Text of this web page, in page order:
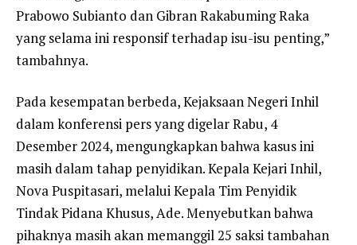
Prabowo Subianto dan Gibran Rakabuming Raka
yang selama ini responsif terhadap isu-isu penting,”
tambahnya.
Pada kesempatan berbeda, Kejaksaan Negeri Inhil
dalam konferensi pers yang digelar Rabu, 4
Desember 2024, mengungkapkan bahwa kasus ini
masih dalam tahap penyidikan. Kepala Kejari Inhil,
Nova Puspitasari, melalui Kepala Tim Penyidik
Tindak Pidana Khusus, Ade. Menyebutkan bahwa
pihaknya masih akan memanggil 25 saksi tambahan